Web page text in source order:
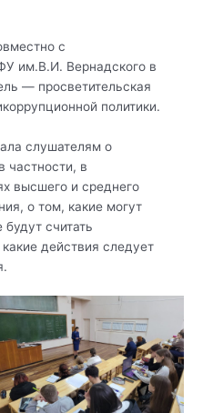
с
им.В.И. Вернадского в
— просветительская
политики.
слушателям о
частности, в
высшего и среднего
о том, какие могут
будут считать
действия следует